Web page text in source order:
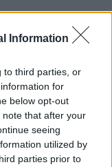
Information
to third parties, or
for
below opt-out
that after your
seeing
utilized by
parties prior to
DO AUTOR